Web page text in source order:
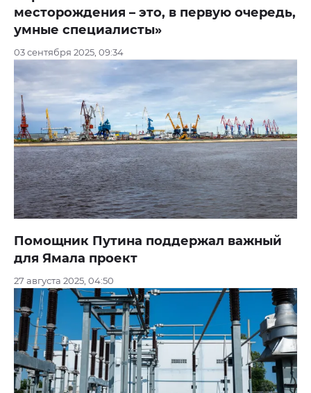
месторождения – это, в первую очередь,
умные специалисты»
03 сентября 2025, 09:34
Помощник Путина поддержал важный
для Ямала проект
27 августа 2025, 04:50